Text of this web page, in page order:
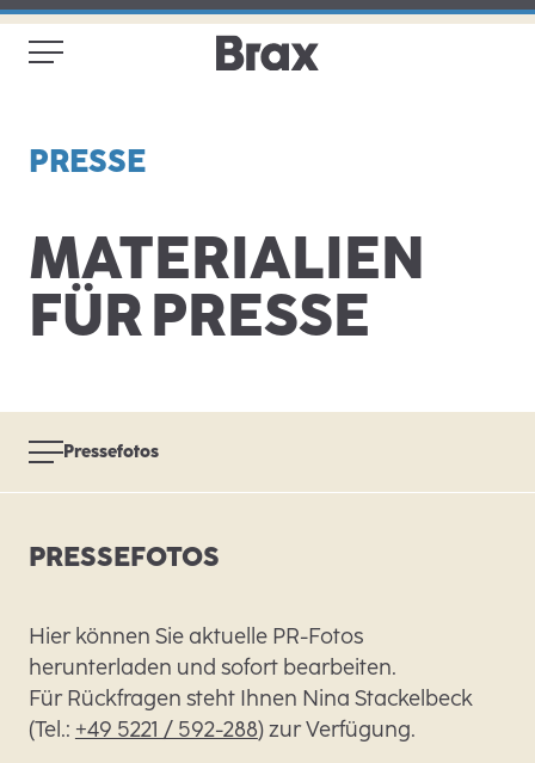
PRESSE
MATERIALIEN
FÜR PRESSE
Pressefotos
PRESSEFOTOS
Hier können Sie aktuelle PR-Fotos
herunterladen und sofort bearbeiten.
Für Rückfragen steht Ihnen Nina Stackelbeck
(Tel.: +49 5221 / 592-288) zur Verfügung.